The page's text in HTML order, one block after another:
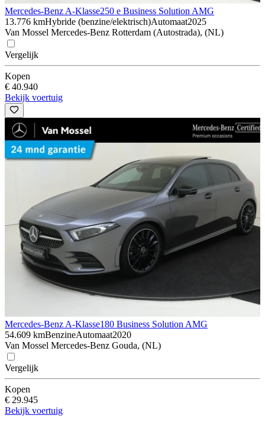
Mercedes-Benz A-Klasse250 e Business Solution AMG
13.776 kmHybride (benzine/elektrisch)Automaat2025
Van Mossel Mercedes-Benz Rotterdam (Autostrada), (NL)
Vergelijk
Kopen
€ 40.940
Bekijk voertuig
Mercedes-Benz A-Klasse180 Business Solution AMG
54.609 kmBenzineAutomaat2020
Van Mossel Mercedes-Benz Gouda, (NL)
Vergelijk
Kopen
€ 29.945
Bekijk voertuig